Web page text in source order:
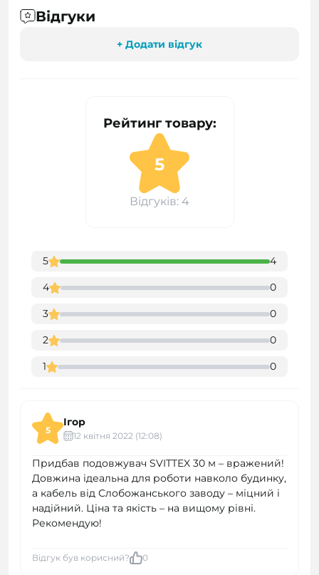
Відгуки
+ Додати відгук
Рейтинг товару:
5
Відгуків: 4
5 4
4 0
3 0
2 0
1 0
5
Ігор
12 квітня 2022 (12:08)
Придбав подовжувач SVITTEX 30 м – вражений!
Довжина ідеальна для роботи навколо будинку,
а кабель від Слобожанського заводу – міцний і
надійний. Ціна та якість – на вищому рівні.
Рекомендую!
Відгук був корисний? 0